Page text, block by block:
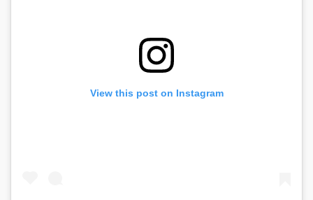
View this post on Instagram